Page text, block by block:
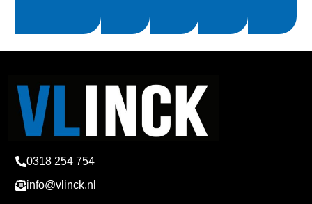
0318 254 754
info@vlinck.nl